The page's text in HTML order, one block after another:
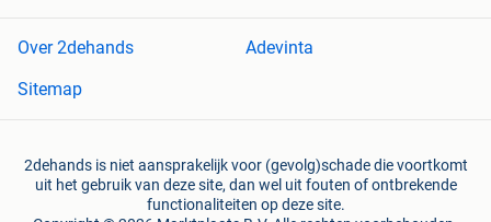
Over 2dehands
Adevinta
Sitemap
2dehands is niet aansprakelijk voor (gevolg)schade die voortkomt
uit het gebruik van deze site, dan wel uit fouten of ontbrekende
functionaliteiten op deze site.